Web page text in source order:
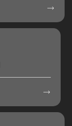

